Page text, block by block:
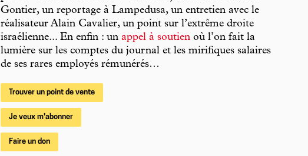
Gontier, un reportage à Lampedusa, un entretien avec le
réalisateur Alain Cavalier, un point sur l’extrême droite
israélienne... En enfin : unappel à soutien où l’on fait la
lumière sur les comptes du journal et les mirifiques salaires
de ses rares employés rémunérés…
Trouver un point de vente
Je veux m'abonner
Faire un don